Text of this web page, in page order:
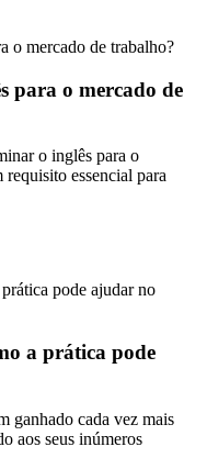
para o mercado de
o inglês para o
essencial para
a prática pode
ganhado cada vez mais
aos seus inúmeros